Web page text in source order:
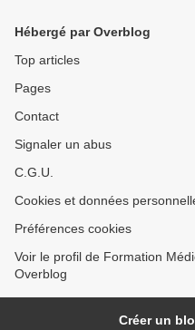
Hébergé par Overblog
Top articles
Pages
Contact
Signaler un abus
C.G.U.
Cookies et données
Préférences cookies
Voir le profil de Formation
Overblog
Créer un